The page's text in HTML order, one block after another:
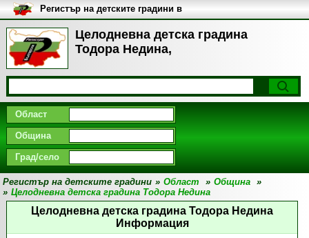
Целодневна детска градина
Тодора Недина,
Регистър на детските градини в
България
Област
Община
Град/село
Регистър на детските градини » Област » Община
»
» Целодневна детска градина Тодора Недина
Целодневна детска градина Тодора Недина
Информация